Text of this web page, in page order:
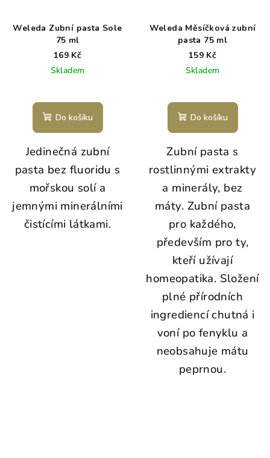
Weleda Zubní pasta Sole
75 ml
169 Kč
Skladem
Do košíku
Jedinečná zubní
pasta bez fluoridu s
mořskou solí a
jemnými minerálními
čistícími látkami.
Weleda Měsíčková zubní
pasta 75 ml
159 Kč
Skladem
Do košíku
Zubní pasta s
rostlinnými extrakty
a minerály, bez
máty. Zubní pasta
pro každého,
především pro ty,
kteří užívají
homeopatika. Složení
plné přírodních
ingrediencí chutná i
voní po fenyklu a
neobsahuje mátu
peprnou.